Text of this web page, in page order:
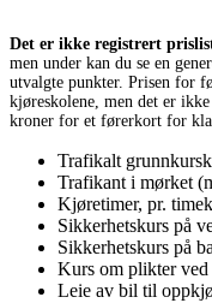
Det er ikke registrert
men under kan du se en
utvalgte punkter. Prisen for
kjøreskolene, men det er
kroner for et førerkort for
Trafikalt grunnkurs
Trafikant i mørket
Kjøretimer, pr. time
Sikkerhetskurs på
Sikkerhetskurs på
Kurs om plikter
Leie av bil til